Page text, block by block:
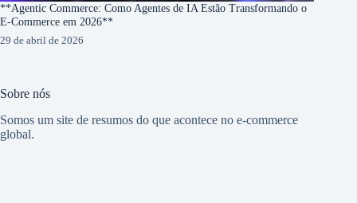
**Agentic Commerce: Como Agentes de IA Estão Transformando o
E-Commerce em 2026**
29 de abril de 2026
Sobre nós
Somos um site de resumos do que acontece no e-commerce
global.